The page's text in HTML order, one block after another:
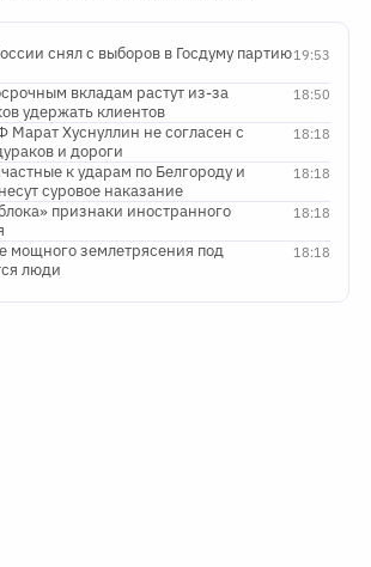
19:53
снял с выборов в Госдуму партию
18:50
вкладам растут из-за
удержать клиентов
18:18
Хуснуллин не согласен с
и дороги
18:18
к ударам по Белгороду и
суровое наказание
18:18
признаки иностранного
18:18
мощного землетрясения под
люди